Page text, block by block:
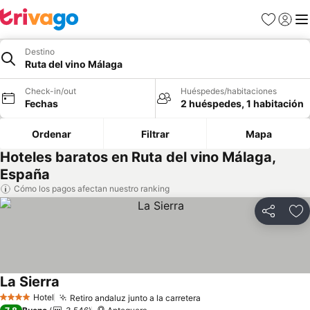
Favoritos
Iniciar
Destino
Ruta del vino Málaga
Check-in/out
Fechas
Huéspedes/habitaciones
2 huéspedes, 1 habitación
Ordenar Filtrar Mapa
Hoteles baratos en Ruta del vino Málaga,
España
Cómo los pagos afectan nuestro ranking
Compartir
4 EstrellasHotel Retiro andaluz junto a la carretera
La Sierra